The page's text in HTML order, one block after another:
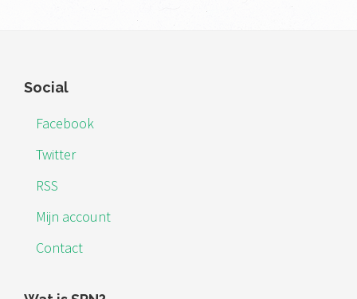
Footer
Social
Facebook
Twitter
RSS
Mijn account
Contact